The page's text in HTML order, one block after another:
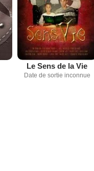
Le Sens de la Vie
Date de sortie inconnue